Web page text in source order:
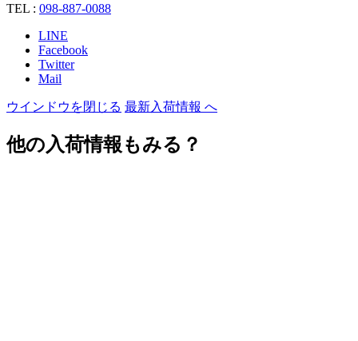
TEL : 098-887-0088
LINE
Facebook
Twitter
Mail
ウインドウを閉じる 最新入荷情報 へ
他の入荷情報もみる？